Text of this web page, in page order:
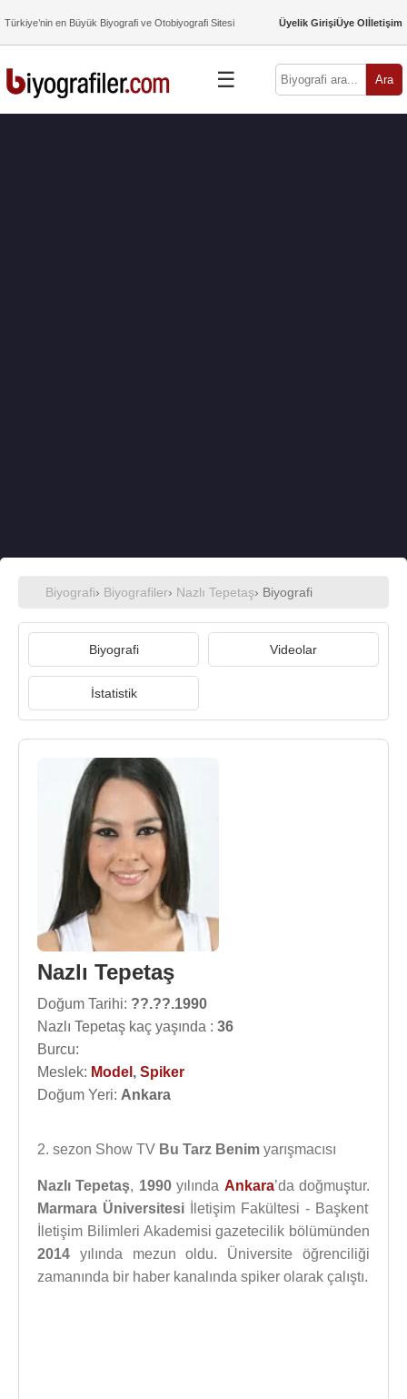
Türkiye’nin en Büyük Biyografi ve Otobiyografi Sitesi Üyelik GirişiÜye Olİletişim
☰ Ara
Biyografi› Biyografiler› Nazlı Tepetaş› Biyografi
Biyografi Videolar
İstatistik
Nazlı Tepetaş
Doğum Tarihi: ??.??.1990
Nazlı Tepetaş kaç yaşında : 36
Burcu:
Meslek: Model , Spiker
Doğum Yeri: Ankara
2. sezon Show TV Bu Tarz Benim yarışmacısı
Nazlı Tepetaş, 1990yılında Ankara’da doğmuştur.
Marmara Üniversitesi İletişim Fakültesi - Başkent
İletişim Bilimleri Akademisi gazetecilik bölümünden
2014 yılında mezun oldu. Üniversite öğrenciliği
zamanında bir haber kanalında spiker olarak çalıştı.